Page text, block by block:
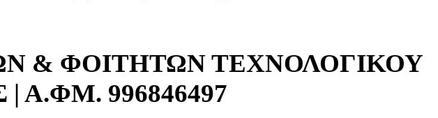
& ΦΟΙΤΗΤΩΝ ΤΕΧΝΟΛΟΓΙΚΟΥ
996846497